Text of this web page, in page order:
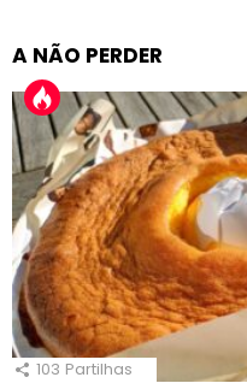
A NÃO PERDER
103 Partilhas